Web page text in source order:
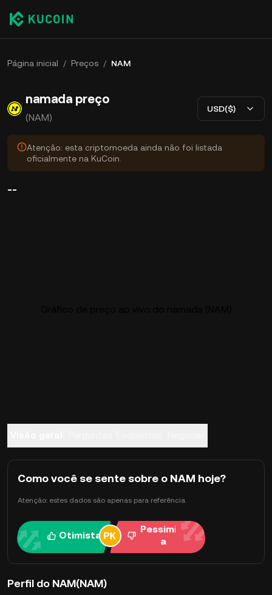
Página inicial / Preços / NAM
namada preço
(NAM)
USD($)
Atenção: esta criptomoeda ainda não foi listada
oficialmente na KuCoin.
--
Como você se sente sobre o NAM hoje?
Atenção: estes dados são apenas para referência.
Otimista
Pessimist
a
Perfil do NAM(NAM)